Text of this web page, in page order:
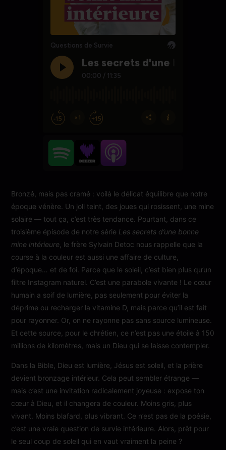
Bronzé, mais pas cramé : voilà le délicat équilibre que notre
époque vénère. Un joli teint, des joues qui rosissent, une mine
solaire — tout ça, c’est très tendance. Pourtant, dans ce
troisième épisode de notre série Les secrets d’une bonne
mine intérieure , le frère Sylvain Detoc nous rappelle que la
course à la couleur est aussi une affaire de culture,
d’époque… et de foi. Parce que le soleil, c’est bien plus qu’un
filtre Instagram naturel. C’est une parabole vivante ! Le cœur
humain a soif de lumière, pas seulement pour éviter la
déprime ou recharger la vitamine D, mais parce qu’il est fait
pour rayonner. Or, on ne rayonne pas sans source lumineuse.
Et cette source, pour le chrétien, ce n’est pas une étoile à 150
millions de kilomètres, mais un Dieu qui se laisse contempler.
Dans la Bible, Dieu est lumière, Jésus est soleil, et la prière
devient bronzage intérieur. Cela peut sembler étrange —
mais c’est une invitation radicalement joyeuse : expose ton
cœur à Dieu, et il changera de couleur. Moins gris, plus
vivant. Moins blafard, plus vibrant. Ce n’est pas de la poésie,
c’est une vraie question de survie intérieure. Alors, prêt pour
le seul coup de soleil qui en vaut vraiment la peine ?